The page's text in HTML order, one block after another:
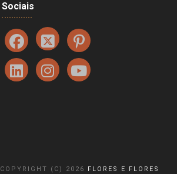
Sociais
COPYRIGHT (C) 2026 FLORES E FLORES